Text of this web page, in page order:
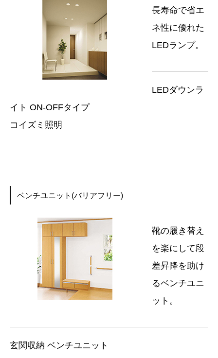
長寿命で省エ
ネ性に優れた
LEDランプ。
LEDダウンラ
イト ON-OFFタイプ
コイズミ照明
ベンチユニット(バリアフリー)
靴の履き替え
を楽にして段
差昇降を助け
るベンチユニ
ット。
玄関収納 ベンチユニット